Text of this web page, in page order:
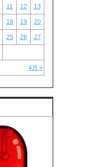
4月 »
11 12 13
18 19 20
25 26 27